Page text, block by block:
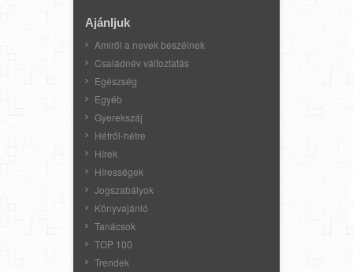
Ajánljuk
Amiről a nevek beszélnek
Családnév változtatás
Egészség
Egyéb
Gyerekszáj
Hétről-hétre
Hírek
Hírességek
Jogszabályok
Könyvajánló
Tanácsok
TOP 100
Trendek